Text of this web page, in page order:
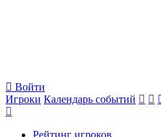
Войти
Игроки Календарь событий
Рейтинг игроков